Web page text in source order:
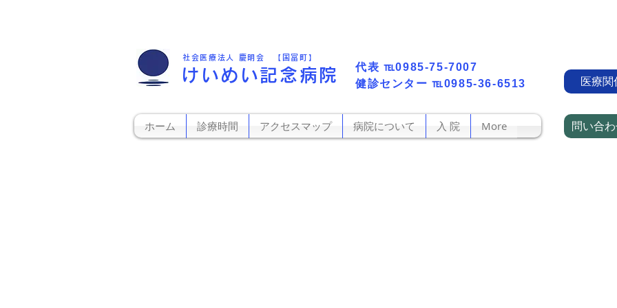
​健診センター℡0985-36-6513
社会医療法人 慶明会 【国富町】
けいめい記念病院 代表​ ℡0985-75-7007
医療関
ホーム 診療時間 アクセスマップ 病院について 入 院 More 問い合